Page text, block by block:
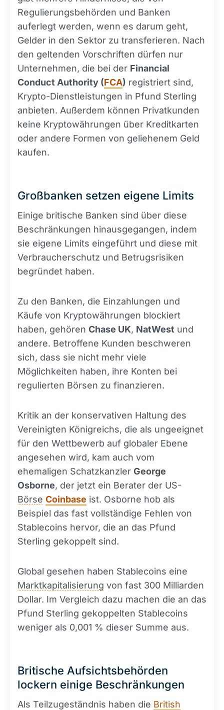
Regulierungsbehörden und Banken
auferlegt werden, wenn es darum geht,
Gelder in den Sektor zu transferieren. Nach
den geltenden Vorschriften dürfen nur
Unternehmen, die bei der Financial
Conduct Authority (FCA) registriert sind,
Krypto-Dienstleistungen in Pfund Sterling
anbieten. Außerdem können Privatkunden
keine Kryptowährungen über Kreditkarten
oder andere Formen von geliehenem Geld
kaufen.
Großbanken setzen eigene Limits
Einige britische Banken sind über diese
Beschränkungen hinausgegangen, indem
sie eigene Limits eingeführt und diese mit
Verbraucherschutz und Betrugsrisiken
begründet haben.
Zu den Banken, die Einzahlungen und
Käufe von Kryptowährungen blockiert
haben, gehören Chase UK, NatWest und
andere. Betroffene Kunden beschweren
sich, dass sie nicht mehr viele
Möglichkeiten haben, ihre Konten bei
regulierten Börsen zu finanzieren.
Kritik an der konservativen Haltung des
Vereinigten Königreichs, die als ungeeignet
für den Wettbewerb auf globaler Ebene
angesehen wird, kam auch vom
ehemaligen Schatzkanzler George
Osborne, der jetzt ein Berater der US-
Börse Coinbase ist. Osborne hob als
Beispiel das fast vollständige Fehlen von
Stablecoins hervor, die an das Pfund
Sterling gekoppelt sind.
Global gesehen haben Stablecoins eine
Marktkapitalisierung von fast 300 Milliarden
Dollar. Im Vergleich dazu machen die an das
Pfund Sterling gekoppelten Stablecoins
weniger als 0,001 % dieser Summe aus.
Britische Aufsichtsbehörden
lockern einige Beschränkungen
Als Teilzugeständnis haben die British